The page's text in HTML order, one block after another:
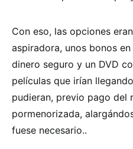
Con eso, las opciones
aspiradora, unos bonos
dinero seguro y un DVD
películas que irían
pudieran, previo pago del
pormenorizada,
fuese necesario..